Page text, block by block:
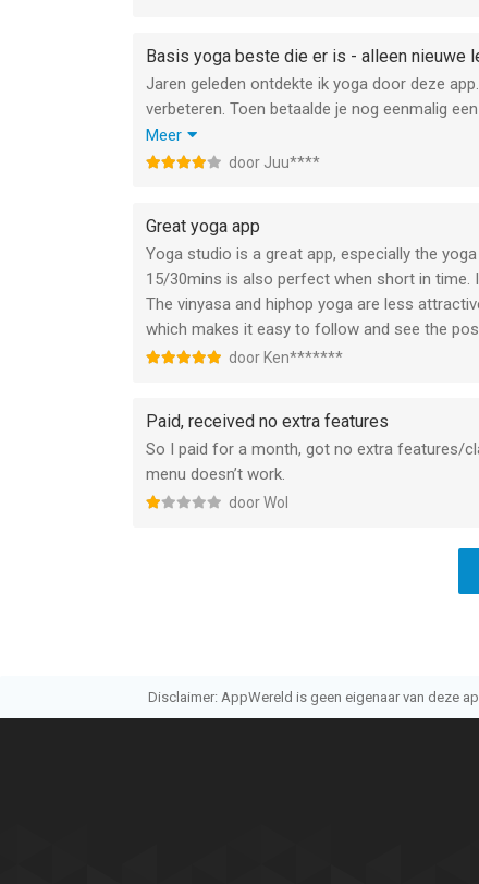
Basis yoga beste die er is - alleen nieuwe
Jaren geleden ontdekte ik yoga door deze
verbeteren. Toen betaalde je nog eenmalig
precies dezelfde lessen en toen ben ik weg
toegevoegd, maar ze zijn lang niet zo goed
Meer
door Juu****
Great yoga app
Yoga studio is a great app, especially the
15/30mins is also perfect when short in time.
The vinyasa and hiphop yoga are less
which makes it easy to follow and see the
door Ken*******
Paid, received no extra features
So I paid for a month, got no extra features/
menu doesn’t work.
door Wol
Disclaimer: AppWereld is geen eigenaar van deze